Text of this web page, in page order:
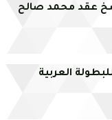
عقد محمد صالح
العربية